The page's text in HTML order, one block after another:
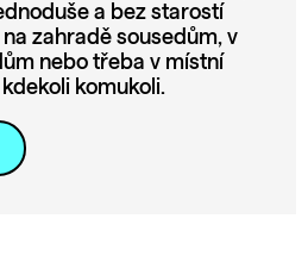
a bez starostí
zahradě sousedům, v
nebo třeba v místní
komukoli.